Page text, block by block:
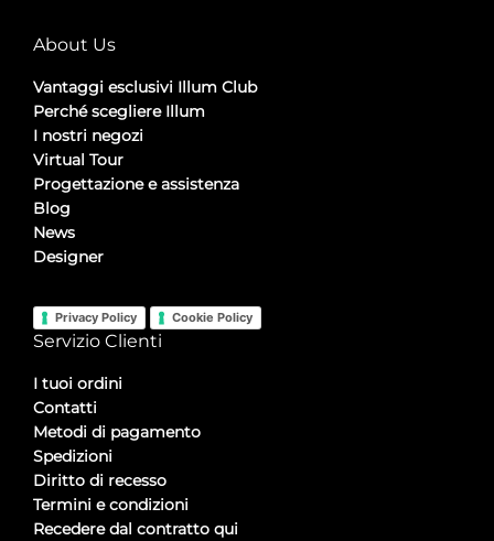
About Us
Vantaggi esclusivi Illum Club
Perché scegliere Illum
I nostri negozi
Virtual Tour
Progettazione e assistenza
Blog
News
Designer
Privacy Policy Cookie Policy
Servizio Clienti
I tuoi ordini
Contatti
Metodi di pagamento
Spedizioni
Diritto di recesso
Termini e condizioni
Recedere dal contratto qui